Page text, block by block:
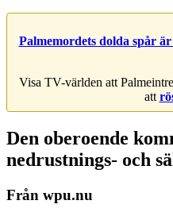
Palmemordets dolda spår
Visa TV-världen att
att
Den oberoende
nedrustnings- och
Från wpu.nu